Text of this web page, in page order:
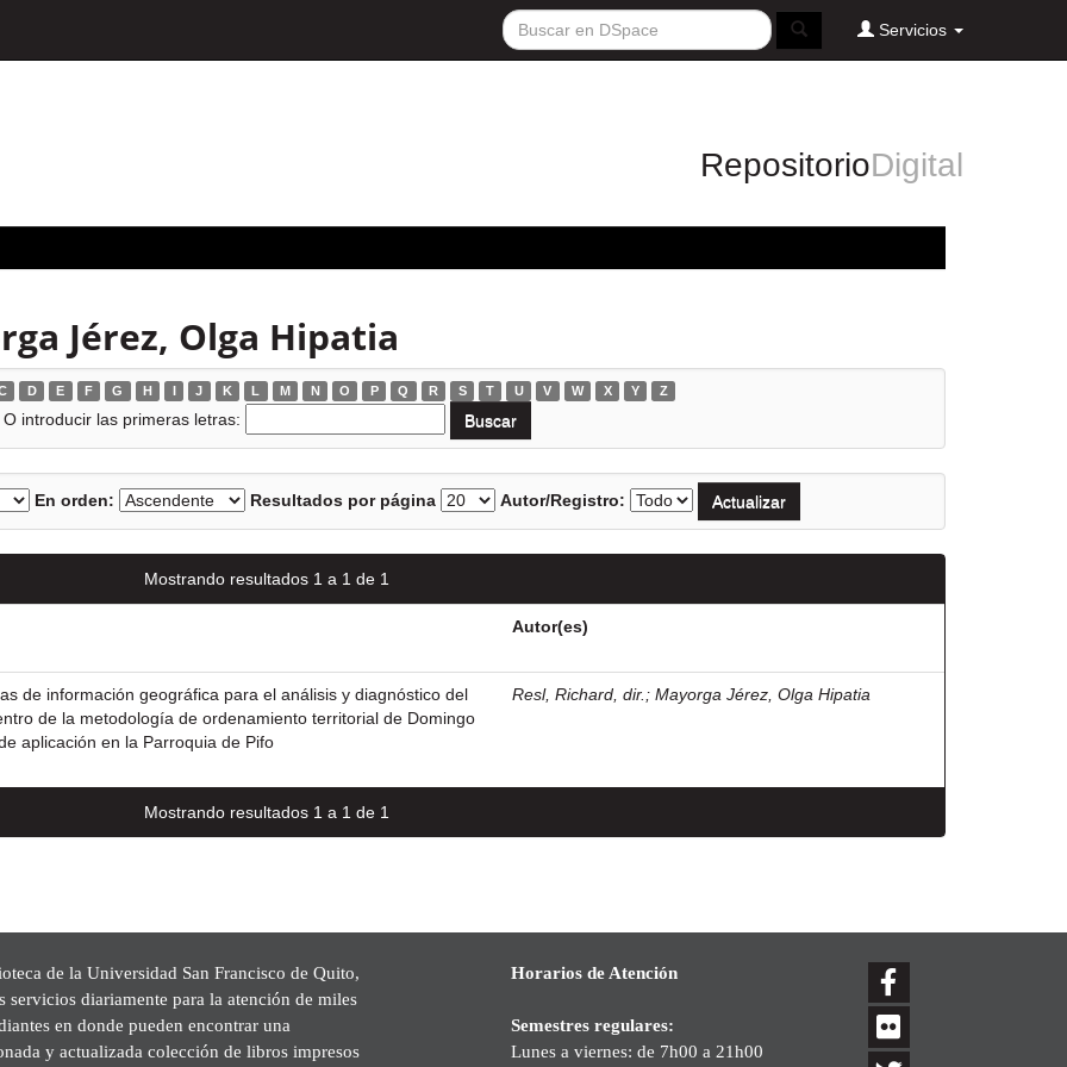
Servicios
RepositorioDigital
Jérez, Olga Hipatia
D E F G H I J K L M N O P Q R S T U V W X Y Z
O introducir las primeras letras:
En orden: Resultados por página Autor/Registro:
Mostrando resultados 1 a 1 de 1
Autor(es)
de información geográfica para el análisis y diagnóstico del
de la metodología de ordenamiento territorial de Domingo
aplicación en la Parroquia de Pifo
Resl, Richard, dir. ; Mayorga Jérez, Olga Hipatia
Mostrando resultados 1 a 1 de 1
de la Universidad San Francisco de Quito,
servicios diariamente para la atención de miles
en donde pueden encontrar una
y actualizada colección de libros impresos
Horarios de Atención
Semestres regulares:
Lunes a viernes: de 7h00 a 21h00